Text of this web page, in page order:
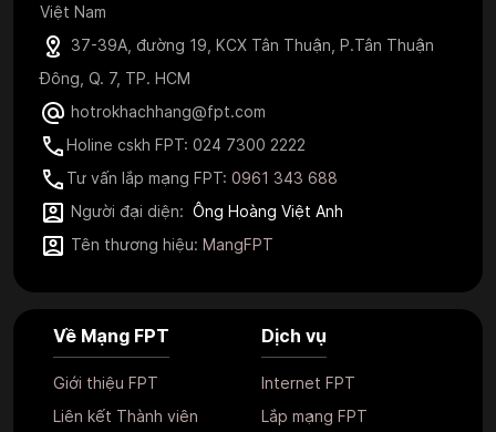
Việt Nam
37-39A, đường 19, KCX Tân Thuận, P.Tân Thuận
Đông, Q. 7, TP. HCM
hotrokhachhang@fpt.com
Holine cskh FPT: 024 7300 2222
Tư vấn lắp mạng FPT: 0961 343 688
Người đại diện: Ông Hoàng Việt Anh
Tên thương hiệu: MangFPT
Về Mạng FPT
Giới thiệu FPT
Liên kết Thành viên
Dịch vụ
Internet FPT
Lắp mạng FPT